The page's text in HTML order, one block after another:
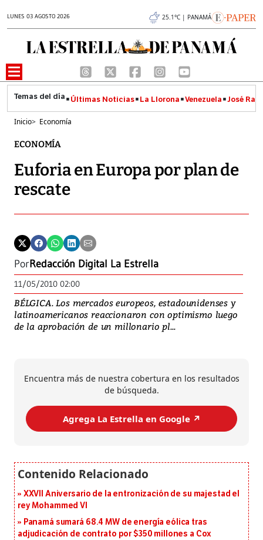
LUNES 03 AGOSTO 2026 25.1°C | PANAMÁ
Últimas Noticias La Llorona Venezuela José
Inicio> Economía
ECONOMÍA
Euforia en Europa por plan de
rescate
PorRedacción Digital La Estrella
11/05/2010 02:00
BÉLGICA. Los mercados europeos, estadounidenses y
latinoamericanos reaccionaron con optimismo luego
de la aprobación de un millonario pl...
Encuentra más de nuestra cobertura en los resultados
de búsqueda.
Agrega La Estrella en Google ↗️
XXVII Aniversario de la entronización de su majestad el
rey Mohammed VI
Panamá sumará 68.4 MW de energía eólica tras
adjudicación de contrato por $350 millones a Cox